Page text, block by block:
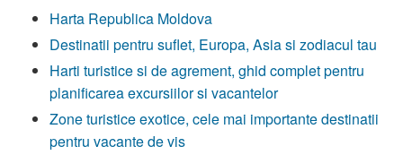
Harta Republica Moldova
Destinatii pentru suflet, Europa, Asia si zodiacul tau
Harti turistice si de agrement, ghid complet pentru
planificarea excursiilor si vacantelor
Zone turistice exotice, cele mai importante destinatii
pentru vacante de vis